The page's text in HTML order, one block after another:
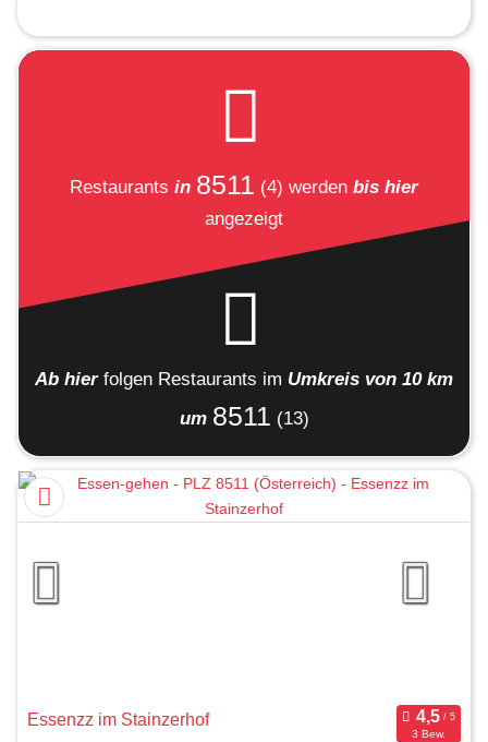
Restaurants in 8511 (4) werden bis hier
angezeigt
Ab hier folgen Restaurants im Umkreis von 10 km
um 8511 (13)
Essenzz im Stainzerhof
3 Bew.